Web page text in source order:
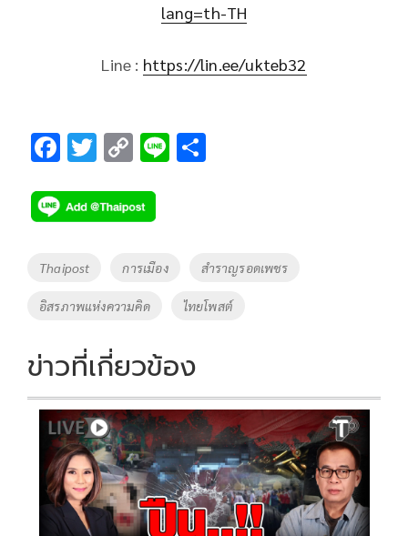
lang=th-TH
Line : https://lin.ee/ukteb32
F
e
b
o
k
T
tt
er
C
p
y
Li
n
k
Li
Tags
Thaipost การเมือง สำราญรอดเพชร
อิสรภาพแห่งความคิด ไทยโพสต์
ข่าวที่เกี่ยวข้อง